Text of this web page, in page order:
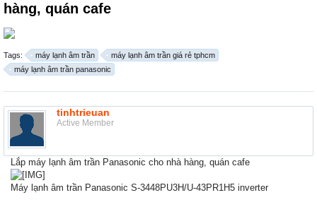
hàng, quán cafe
Tags: máy lạnh âm trần
máy lạnh âm trần giá rẻ tphcm
máy lạnh âm trần panasonic
tinhtrieuan
Active Member
Lắp máy lạnh âm trần Panasonic cho nhà hàng, quán cafe
Máy lạnh âm trần Panasonic S-3448PU3H/U-43PR1H5 inverter